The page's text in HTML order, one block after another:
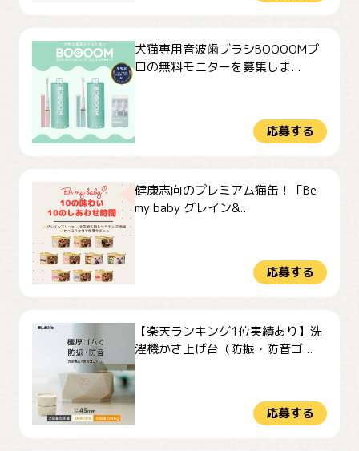
犬猫専用音波歯ブラシBOOOOMプ
ロの無料モニターを募集しま...
応募する
健康志向のプレミアム猫缶！「Be
my baby グレイン&...
応募する
【楽天ランキング1位実績あり】洗
濯機かさ上げ台（防振・防音ゴ...
応募する